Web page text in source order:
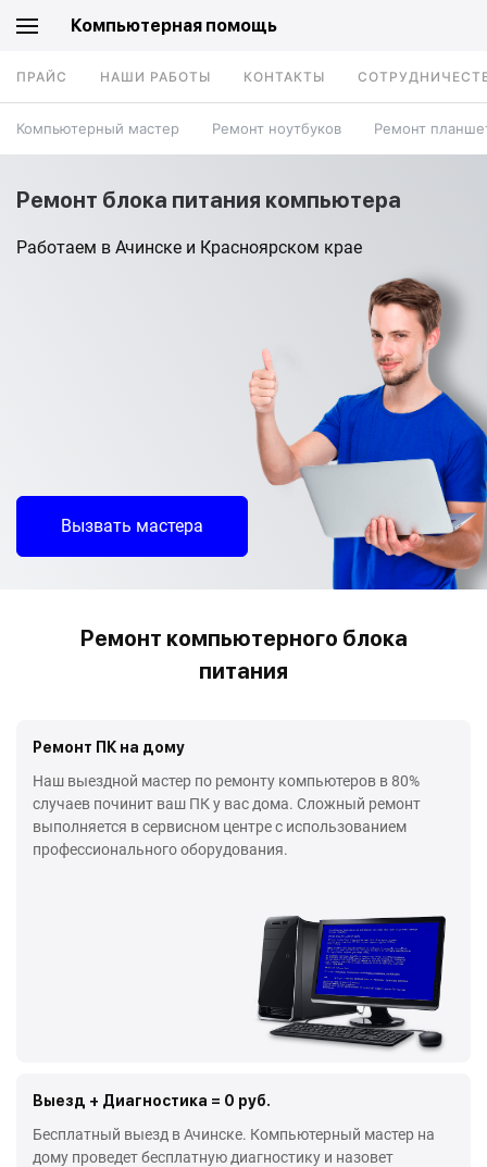
Компьютерная помощь
ПРАЙС НАШИ РАБОТЫ КОНТАКТЫ
Компьютерный мастер Ремонт ноутбуков Ремонт
Ремонт блока питания компьютера
Работаем в Ачинске и Красноярском крае
Вызвать мастера
Ремонт компьютерного блока
питания
Ремонт ПК на дому
Наш выездной мастер по ремонту компьютеров в 80%
случаев починит ваш ПК у вас дома. Сложный ремонт
выполняется в сервисном центре с использованием
профессионального оборудования.
Выезд + Диагностика = 0 руб.
Бесплатный выезд в Ачинске. Компьютерный мастер на
дому проведет бесплатную диагностику и назовет